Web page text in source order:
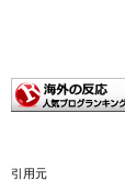
引用元